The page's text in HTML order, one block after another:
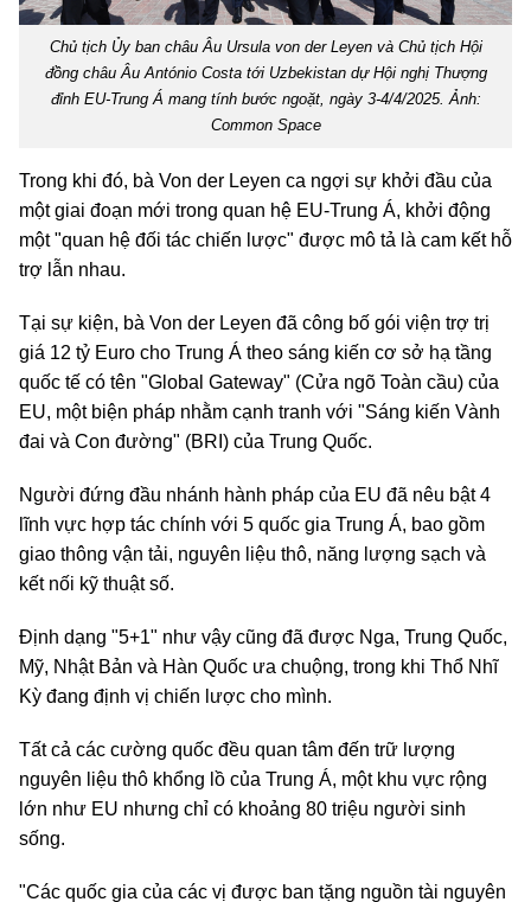
Chủ tịch Ủy ban châu Âu Ursula von der Leyen và Chủ tịch Hội
đồng châu Âu António Costa tới Uzbekistan dự Hội nghị Thượng
đỉnh EU-Trung Á mang tính bước ngoặt, ngày 3-4/4/2025. Ảnh:
Common Space
Trong khi đó, bà Von der Leyen ca ngợi sự khởi đầu của
một giai đoạn mới trong quan hệ EU-Trung Á, khởi động
một "quan hệ đối tác chiến lược" được mô tả là cam kết hỗ
trợ lẫn nhau.
Tại sự kiện, bà Von der Leyen đã công bố gói viện trợ trị
giá 12 tỷ Euro cho Trung Á theo sáng kiến cơ sở hạ tầng
quốc tế có tên "Global Gateway" (Cửa ngõ Toàn cầu) của
EU, một biện pháp nhằm cạnh tranh với "Sáng kiến Vành
đai và Con đường" (BRI) của Trung Quốc.
Người đứng đầu nhánh hành pháp của EU đã nêu bật 4
lĩnh vực hợp tác chính với 5 quốc gia Trung Á, bao gồm
giao thông vận tải, nguyên liệu thô, năng lượng sạch và
kết nối kỹ thuật số.
Định dạng "5+1" như vậy cũng đã được Nga, Trung Quốc,
Mỹ, Nhật Bản và Hàn Quốc ưa chuộng, trong khi Thổ Nhĩ
Kỳ đang định vị chiến lược cho mình.
Tất cả các cường quốc đều quan tâm đến trữ lượng
nguyên liệu thô khổng lồ của Trung Á, một khu vực rộng
lớn như EU nhưng chỉ có khoảng 80 triệu người sinh
sống.
"Các quốc gia của các vị được ban tặng nguồn tài nguyên